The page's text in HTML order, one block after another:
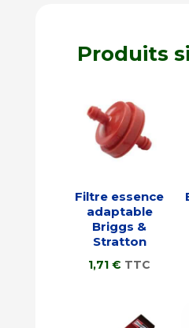
Produits
Filtre essence
adaptable
Briggs &
Stratton
1,71€ TTC